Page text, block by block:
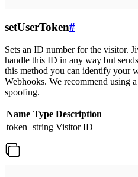
setUserToken#
Sets an ID number for the visitor.
handle this ID in any way but
this method you can identify your
Webhooks. We recommend using
spoofing.
Name Type Description
token string Visitor ID